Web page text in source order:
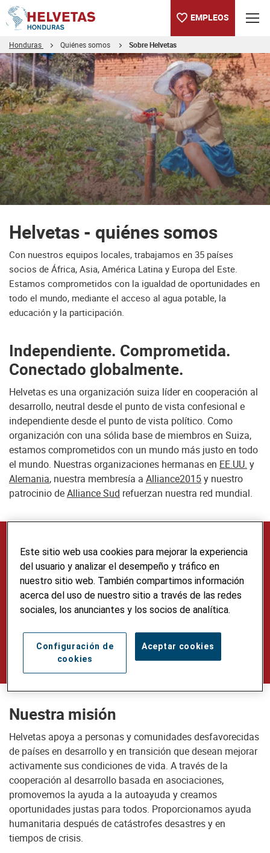
EMPLEOS
Honduras Quiénes somos Sobre Helvetas
Tabla de contenido
Helvetas - quiénes somos
Downloads
Helvetas - quiénes somos
Con nuestros equipos locales, trabajamos en 35 países
socios de África, Asia, América Latina y Europa del Este.
Estamos comprometidos con la igualdad de oportunidades en
todo el mundo, mediante el acceso al agua potable, la
educación y la participación.
Independiente. Comprometida.
Conectado globalmente.
Helvetas es una organización suiza líder en cooperación al
desarrollo, neutral desde el punto de vista confesional e
independiente desde el punto de vista político. Como
organización con una sólida base de miembros en Suiza,
estamos comprometidos con un mundo más justo en todo
el mundo. Nuestras organizaciones hermanas en EE.UU. y
Alemania, nuestra membresía a Alliance2015y nuestro
patrocinio deAlliance Sud refuerzan nuestra red mundial.
Nuestra visión
Un mundo justo en el que todas las
personas vivan con dignidad y seguridad,
sostenible y cuiden el medio ambiente.
Nuestra misión
Helvetas apoya a personas y comunidades desfavorecidas
de países en desarrollo y en transición que desean mejorar
activamente sus condiciones de vida. A través de la
cooperación al desarrollo basada en asociaciones,
promovemos la ayuda a la autoayuda y creamos
oportunidades justas para todos. Proporcionamos ayuda
humanitaria después de catástrofes desastres y en
tiempos de crisis.
Este sitio web usa cookies para mejorar la experiencia
del usuario y analizar el desempeño y tráfico en
nuestro sitio web. También compartimos información
acerca del uso de nuestro sitio a través de las redes
sociales, los anunciantes y los socios de analítica.
Aceptar cookies
Configuración de
cookies